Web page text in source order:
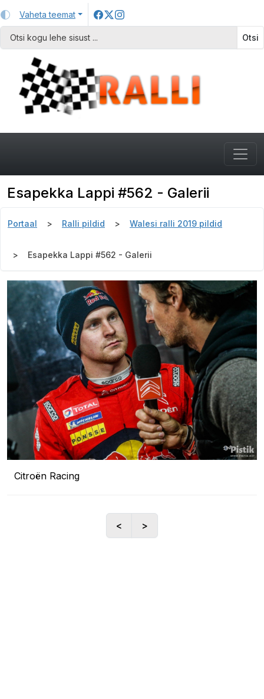
Vaheta teemat
Otsi
Esapekka Lappi #562 - Galerii
Portaal Ralli pildid Walesi ralli 2019 pildid
Esapekka Lappi #562 - Galerii
Citroën Racing
< >